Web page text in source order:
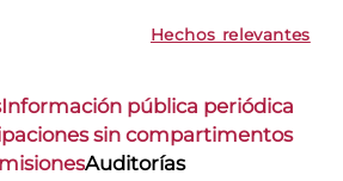
Hechos relevantes
Información pública periódica
sin compartimentos
Auditorías